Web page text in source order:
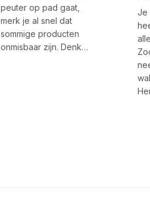
peuter op pad gaat,
merk je al snel dat
sommige producten
onmisbaar zijn. Denk…
Je